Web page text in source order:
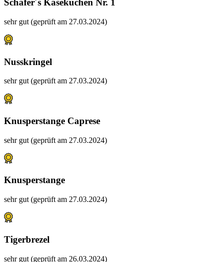
Schäfer´s Käsekuchen Nr. 1
sehr gut (geprüft am 27.03.2024)
Nusskringel
sehr gut (geprüft am 27.03.2024)
Knusperstange Caprese
sehr gut (geprüft am 27.03.2024)
Knusperstange
sehr gut (geprüft am 27.03.2024)
Tigerbrezel
sehr gut (geprüft am 26.03.2024)